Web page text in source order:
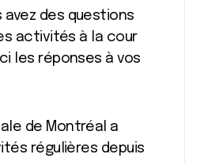
avez des questions
activités à la cour
les réponses à vos
de Montréal a
régulières depuis